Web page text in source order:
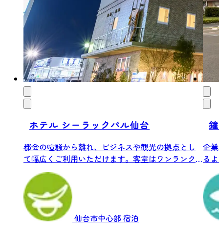
ホテル シーラックパル仙台
都会の喧騒から離れ、ビジネスや観光の拠点とし
て幅広くご利用いただけます。客室はワンランク
上の広...
仙台市中心部 宿泊
企
る
体